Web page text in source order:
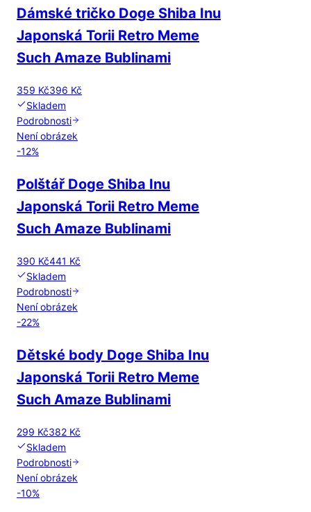
Dámské tričko Doge Shiba Inu
Japonská Torii Retro Meme
Such Amaze Bublinami
359 Kč396 Kč
Skladem
Podrobnosti
Není obrázek
-12%
Polštář Doge Shiba Inu
Japonská Torii Retro Meme
Such Amaze Bublinami
390 Kč441 Kč
Skladem
Podrobnosti
Není obrázek
-22%
Dětské body Doge Shiba Inu
Japonská Torii Retro Meme
Such Amaze Bublinami
299 Kč382 Kč
Skladem
Podrobnosti
Není obrázek
-10%